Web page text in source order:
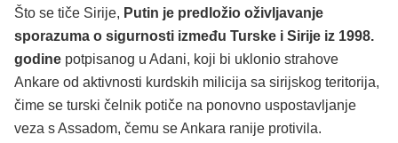
Što se tiče Sirije, Putin je predložio oživljavanje
sporazuma o sigurnosti između Turske i Sirije iz 1998.
godine potpisanog u Adani, koji bi uklonio strahove
Ankare od aktivnosti kurdskih milicija sa sirijskog teritorija,
čime se turski čelnik potiče na ponovno uspostavljanje
veza s Assadom, čemu se Ankara ranije protivila.